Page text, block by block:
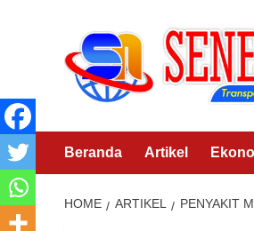
Beranda Artikel
HOME ARTIKEL PENYAKIT